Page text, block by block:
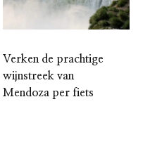
Verken de prachtige
wijnstreek van
Mendoza per fiets